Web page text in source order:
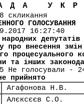
скликання
ГОЛОСУВАННЯ
16:27:40
внесення змін
процесуального
та інших
голосували -
прийнято
Агафонова Н.В.
Алєксєєв С.О.